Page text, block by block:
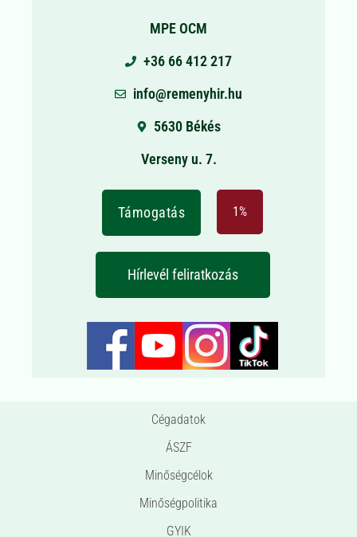
MPE OCM
+36 66 412 217
info@remenyhir.hu
5630 Békés
Verseny u. 7.
Támogatás 1%
Hírlevél feliratkozás
Cégadatok
ÁSZF
Minőségcélok
Minőségpolitika
GYIK